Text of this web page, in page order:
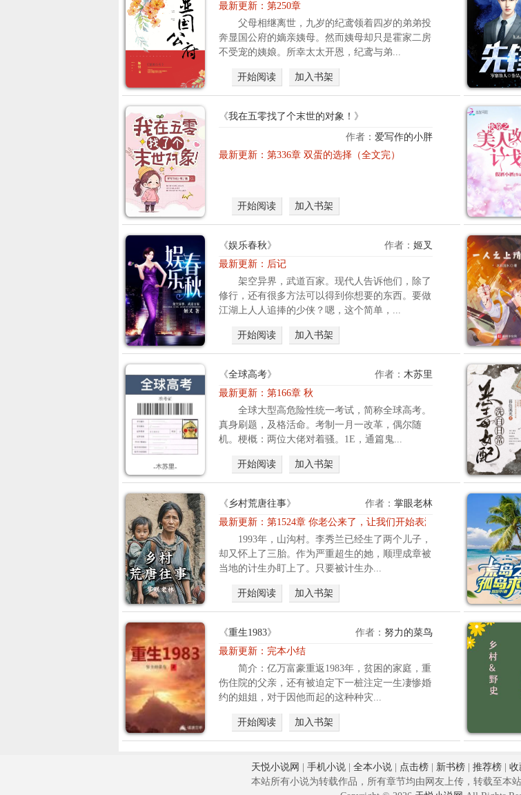
最新更新： 第250章
父母相继离世，九岁的纪鸢领着四岁的弟弟投
奔显国公府的嫡亲姨母。然而姨母却只是霍家二房
不受宠的姨娘。所幸太太开恩，纪鸢与弟...
开始阅读 加入书架
《我在五零找了个末世的对象！ 》
作者： 爱写作的小胖
最新更新： 第336章 双蛋的选择（全文完）
女
&
末
世
文
无
空
码
易
请
）
，
一
救
人
不
开始阅读 加入书架
《娱乐春秋》 作者： 姬叉
最新更新： 后记
架空异界，武道百家。现代人告诉他们，除了
修行，还有很多方法可以得到你想要的东西。要做
江湖上人人追捧的少侠？嗯，这个简单，...
开始阅读 加入书架
《全球高考》 作者： 木苏里
最新更新： 第166章 秋
全球大型高危险性统一考试，简称全球高考。
真身刷题，及格活命。考制一月一改革，偶尔随
机。梗概：两位大佬对着骚。1E，通篇鬼...
开始阅读 加入书架
《 乡村荒唐往事》 作者： 掌眼老林
最新更新： 第1524章 你老公来了，让我们开始表演吧
1993年，山沟村。李秀兰已经生了两个儿子，
却又怀上了三胎。作为严重超生的她，顺理成章被
当地的计生办盯上了。只要被计生办...
开始阅读 加入书架
《重生1983》 作者： 努力的菜鸟
最新更新： 完本小结
简介：亿万富豪重返1983年，贫困的家庭，重
伤住院的父亲，还有被迫定下一桩注定一生凄惨婚
约的姐姐，对于因他而起的这种种灾...
开始阅读 加入书架
天悦小说网 手机小说| 全本小说| 点击榜| 新书榜| 推荐榜| 收
本站所有小说为转载作品，所有章节均由网友上传，转载至本